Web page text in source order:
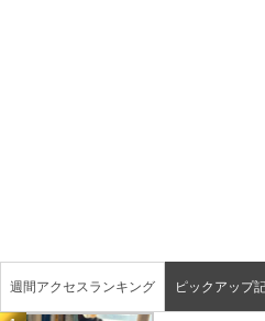
週間アクセスランキング ピックアップ